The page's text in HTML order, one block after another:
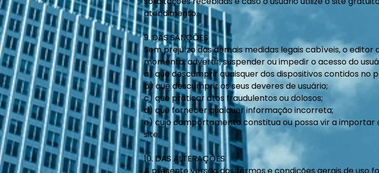
atendimento.
9. DAS SANÇÕES
Sem prejuízo das demais medidas legais cabíveis, o editor
momento, advertir, suspender ou impedir o acesso do
a) que descumprir quaisquer dos dispositivos contidos no
b) que descumprir os seus deveres de usuário;
c) que praticar atos fraudulentos ou dolosos;
d) que fornecer qualquer informação incorreta;
e) cujo comportamento constitua ou possa vir a importar
site.
10. DAS ALTERAÇÕES